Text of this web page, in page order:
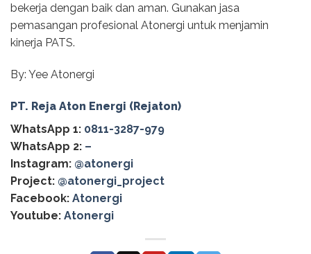
bekerja dengan baik dan aman. Gunakan jasa
pemasangan profesional Atonergi untuk menjamin
kinerja PATS.
By: Yee Atonergi
PT. Reja Aton Energi (Rejaton)
WhatsApp 1: 0811-3287-979
WhatsApp 2: –
Instagram: @atonergi
Project: @atonergi_project
Facebook: Atonergi
Youtube: Atonergi